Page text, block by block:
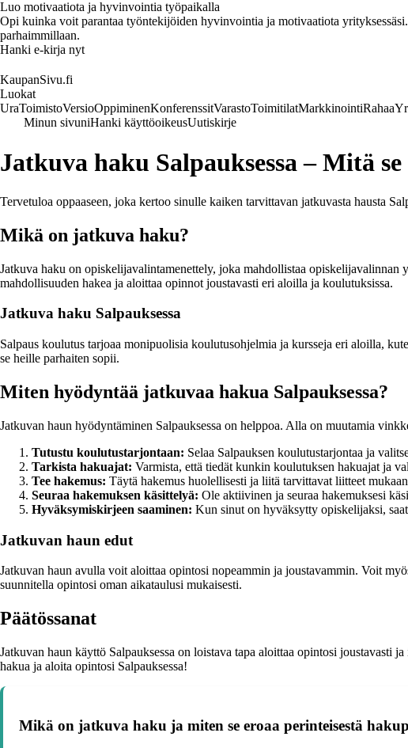
Luo motivaatiota ja hyvinvointia työpaikalla
Opi kuinka voit parantaa työntekijöiden hyvinvointia ja motivaatiota
parhaimmillaan.
Hanki e-kirja nyt
KaupanSivu.fi
Luokat
UraToimistoVersioOppiminenKonferenssitVarastoToimitilatMarkkinointiRahaa
Minun sivuniHanki käyttöoikeusUutiskirje
Jatkuva haku Salpauksessa – Mitä
Tervetuloa oppaaseen, joka kertoo sinulle kaiken tarvittavan jatkuvasta hausta
Mikä on jatkuva haku?
Jatkuva haku on opiskelijavalintamenettely, joka mahdollistaa opiskelijavalinnan
mahdollisuuden hakea ja aloittaa opinnot joustavasti eri aloilla ja koulutuksissa.
Jatkuva haku Salpauksessa
Salpaus koulutus tarjoaa monipuolisia koulutusohjelmia ja kursseja eri aloilla,
se heille parhaiten sopii.
Miten hyödyntää jatkuvaa hakua Salpauksessa?
Jatkuvan haun hyödyntäminen Salpauksessa on helppoa. Alla on muutamia
Tutustu koulutustarjontaan: Selaa Salpauksen koulutustarjontaa ja
Tarkista hakuajat: Varmista, että tiedät kunkin koulutuksen hakuajat ja
Tee hakemus: Täytä hakemus huolellisesti ja liitä tarvittavat liitteet
Seuraa hakemuksen käsittelyä: Ole aktiivinen ja seuraa hakemuksesi
Hyväksymiskirjeen saaminen: Kun sinut on hyväksytty opiskelijaksi,
Jatkuvan haun edut
Jatkuvan haun avulla voit aloittaa opintosi nopeammin ja joustavammin. Voit
suunnitella opintosi oman aikataulusi mukaisesti.
Päätössanat
Jatkuvan haun käyttö Salpauksessa on loistava tapa aloittaa opintosi joustavasti
hakua ja aloita opintosi Salpauksessa!
Mikä on jatkuva haku ja miten se eroaa perinteisestä